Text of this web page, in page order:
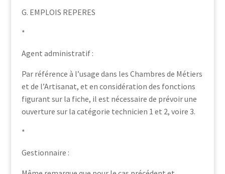
G. EMPLOIS REPERES
*
Agent administratif :
Par référence à l’usage dans les Chambres de Métiers
et de l’Artisanat, et en considération des fonctions
figurant sur la fiche, il est nécessaire de prévoir une
ouverture sur la catégorie technicien 1 et 2, voire 3.
*
Gestionnaire :